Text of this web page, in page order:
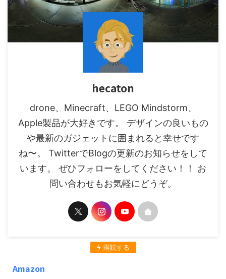
hecaton
drone、Minecraft、LEGO Mindstorm、
Apple製品が大好きです。 デザインの良いもの
や最新のガジェットに囲まれると幸せです
ね〜。 TwitterでBlogの更新のお知らせをして
います。 ぜひフォローをしてください！！ お
問い合わせもお気軽にどうぞ。
購読する
Amazon